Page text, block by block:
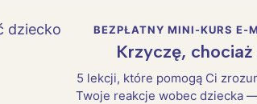
BEZPŁATNY MINI-KURS E-
Krzyczę,
5 lekcji, które pomogą Ci
Twoje reakcje wobec dziecka